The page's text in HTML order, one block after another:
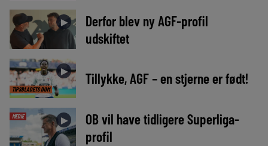
►
Derfor blev ny AGF-profil
udskiftet
TIPSBLADETS DOM
► Tillykke, AGF – en stjerne er født!
MEDIE ►
OB vil have tidligere Superliga-
profil